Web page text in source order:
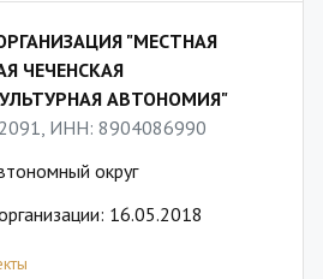
"МЕСТНАЯ
ЧЕЧЕНСКАЯ
АВТОНОМИЯ"
ИНН: 8904086990
округ
16.05.2018